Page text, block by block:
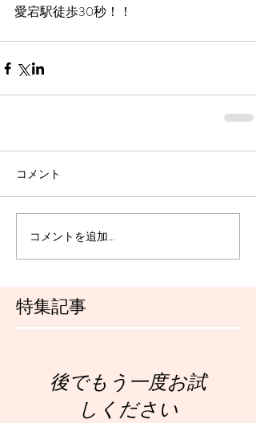
特集記事
愛宕駅徒歩30秒！！
コメント
コメントを追加…
後でもう一度お試
しください